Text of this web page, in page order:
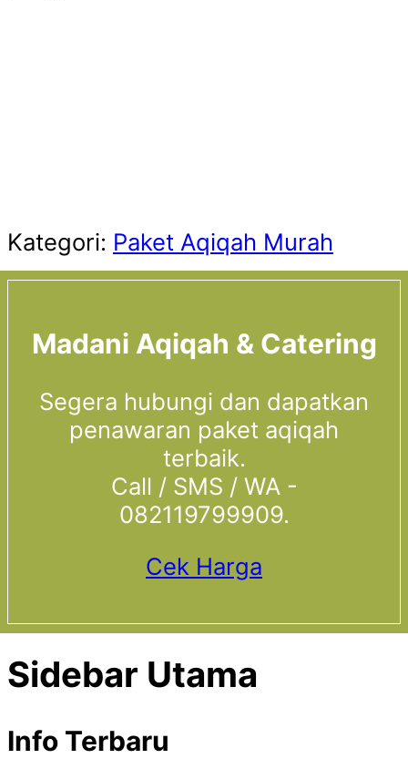
Kategori: Paket Aqiqah Murah
Madani Aqiqah & Catering
Segera hubungi dan dapatkan
penawaran paket aqiqah
terbaik.
Call / SMS / WA -
082119799909.
Cek Harga
Sidebar Utama
Info Terbaru